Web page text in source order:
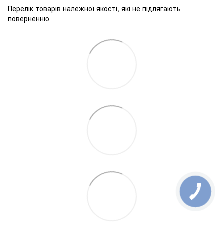
Перелік товарів належної якості, які не підлягають
поверненню